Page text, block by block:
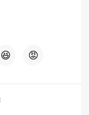
😆 😡